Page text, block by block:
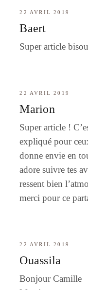
22 AVRIL 2019
Baert
Super article
22 AVRIL 2019
Marion
Super article !
expliqué pour
donne envie en
adore suivre tes
ressent bien
merci pour ce
22 AVRIL 2019
Ouassila
Bonjour Camille